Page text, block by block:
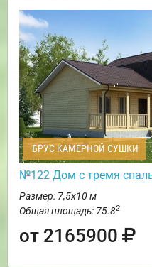
БРУС КАМЕРНОЙ СУШКИ
№122 Дом с тремя
Размер: 7,5х10 м
Общая площадь: 75.82
от 2165900